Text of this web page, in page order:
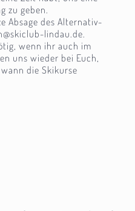
zu geben.
Absage des Alternativ-
lindau.de.
wenn ihr auch im
uns wieder bei Euch,
die Skikurse